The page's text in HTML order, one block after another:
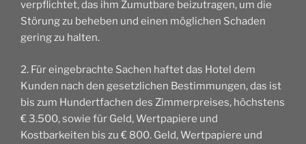
verpflichtet, das ihm Zumutbare beizutragen, um die
Störung zu beheben und einen möglichen Schaden
gering zu halten.
2. Für eingebrachte Sachen haftet das Hotel dem
Kunden nach den gesetzlichen Bestimmungen, das ist
bis zum Hundertfachen des Zimmerpreises, höchstens
€ 3.500, sowie für Geld, Wertpapiere und
Kostbarkeiten bis zu € 800. Geld, Wertpapiere und